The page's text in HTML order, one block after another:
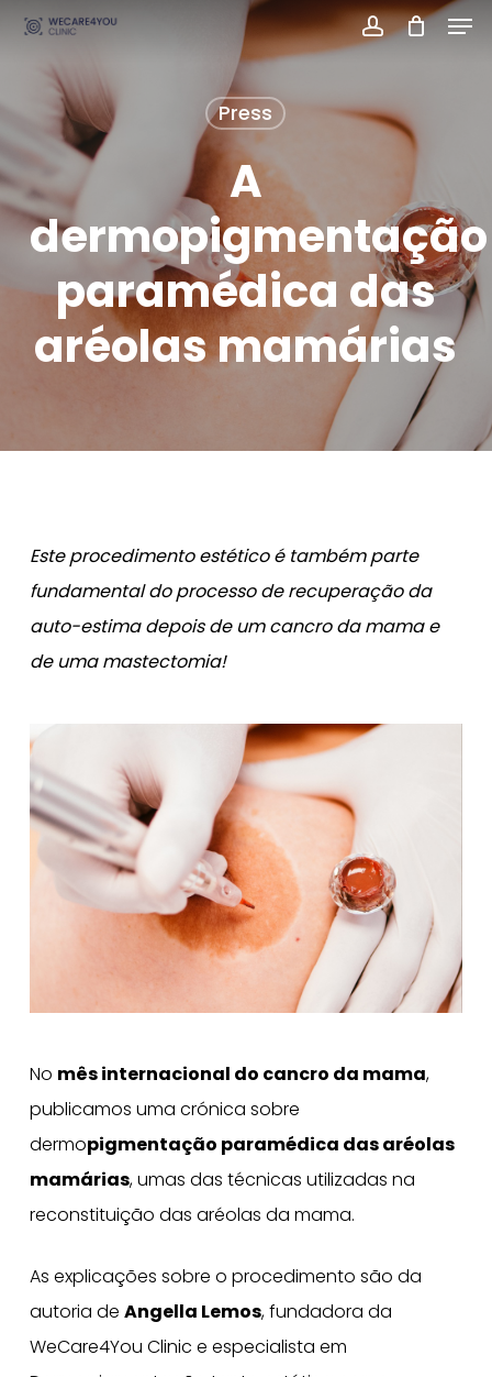
Skip
content
account
Press
A
dermopigmentação
paramédica das
aréolas mamárias
Este procedimento estético é também parte
fundamental do processo de recuperação da
auto-estima depois de um cancro da mama e
de uma mastectomia!
No mês internacional do cancro da mama,
publicamos uma crónica sobre
dermopigmentação paramédica das aréolas
mamárias, umas das técnicas utilizadas na
reconstituição das aréolas da mama.
As explicações sobre o procedimento são da
autoria de Angella Lemos, fundadora da
WeCare4You Clinic e especialista em